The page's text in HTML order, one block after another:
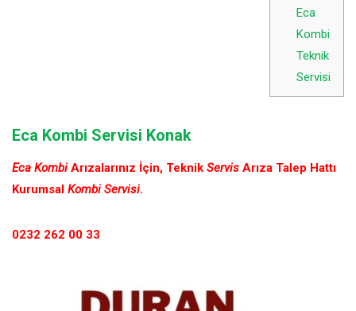
Eca
Kombi
Teknik
Servisi
Eca Kombi Servisi Konak
Eca Kombi Arızalarınız İçin, Teknik Servis Arıza Talep Hattı
Kurumsal Kombi Servisi.
0232 262 00 33